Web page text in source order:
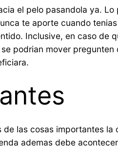
el pelo pasandola ya.
te aporte cuando
Inclusive, en caso de
podri­an mover
las cosas importantes
ademas debe